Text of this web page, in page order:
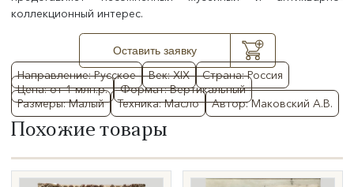
Направление: Русское Век: XIX
Страна: Россия
Цена: от 1 млн.р.
Формат: Вертикальный
Размеры: Малый
Техника: Масло Автор: Маковский А.В.
коллекционный интерес.
Оставить заявку
Похожие товары